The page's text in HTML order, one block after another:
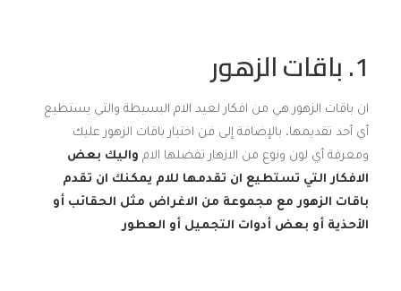
1. باقات الزهور
ان باقات الزهور هي من افكار لعيد الام البسيطة والتي يستطيع
أي أحد تقديمها، بالإضافة إلى فن اختيار باقات الزهور عليك
ومعرفة أي لون ونوع من الازهار تفضلها الام واليك بعض
الافكار التي تستطيع ان تقدمها للام يمكنك ان تقدم
باقات الزهور مع مجموعة من الاغراض مثل الحقائب أو
الأحذية أو بعض أدوات التجميل أو العطور